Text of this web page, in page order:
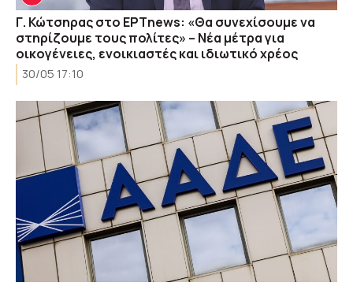
Γ. Κώτσηρας στο ΕΡΤnews: «Θα συνεχίσουμε να
στηρίζουμε τους πολίτες» – Νέα μέτρα για
οικογένειες, ενοικιαστές και ιδιωτικό χρέος
30/05 17:10